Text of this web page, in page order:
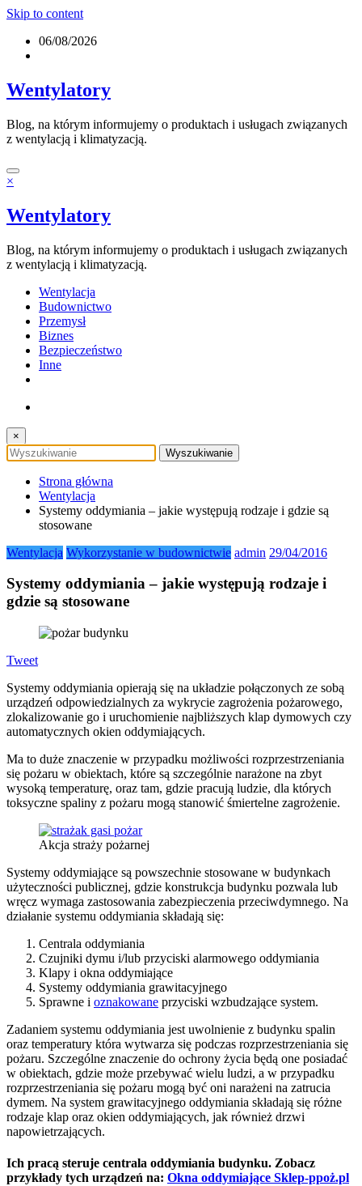
Skip to content
06/08/2026
Wentylatory
Blog, na którym informujemy o produktach i usługach związanych
z wentylacją i klimatyzacją.
×
Wentylatory
Blog, na którym informujemy o produktach i usługach związanych
z wentylacją i klimatyzacją.
Wentylacja
Budownictwo
Przemysł
Biznes
Bezpieczeństwo
Inne
×
Strona główna
Wentylacja
Systemy oddymiania – jakie występują rodzaje i gdzie są
stosowane
Wentylacja Wykorzystanie w budownictwie admin 29/04/2016
Systemy oddymiania – jakie występują rodzaje i
gdzie są stosowane
Tweet
Systemy oddymiania opierają się na układzie połączonych ze sobą
urządzeń odpowiedzialnych za wykrycie zagrożenia pożarowego,
zlokalizowanie go i uruchomienie najbliższych klap dymowych czy
automatycznych okien oddymiających.
Ma to duże znaczenie w przypadku możliwości rozprzestrzeniania
się pożaru w obiektach, które są szczególnie narażone na zbyt
wysoką temperaturę, oraz tam, gdzie pracują ludzie, dla których
toksyczne spaliny z pożaru mogą stanowić śmiertelne zagrożenie.
Akcja straży pożarnej
Systemy oddymiające są powszechnie stosowane w budynkach
użyteczności publicznej, gdzie konstrukcja budynku pozwala lub
wręcz wymaga zastosowania zabezpieczenia przeciwdymnego. Na
działanie systemu oddymiania składają się:
Centrala oddymiania
Czujniki dymu i/lub przyciski alarmowego oddymiania
Klapy i okna oddymiające
Systemy oddymiania grawitacyjnego
Sprawne i oznakowane przyciski wzbudzające system.
Zadaniem systemu oddymiania jest uwolnienie z budynku spalin
oraz temperatury która wytwarza się podczas rozprzestrzeniania się
pożaru. Szczególne znaczenie do ochrony życia będą one posiadać
w obiektach, gdzie może przebywać wielu ludzi, a w przypadku
rozprzestrzeniania się pożaru mogą być oni narażeni na zatrucia
dymem. Na system grawitacyjnego oddymiania składają się różne
rodzaje klap oraz okien oddymiających, jak również drzwi
napowietrzających.
Ich pracą steruje centrala oddymiania budynku. Zobacz
przykłady tych urządzeń na: Okna oddymiające Sklep-ppoż.pl